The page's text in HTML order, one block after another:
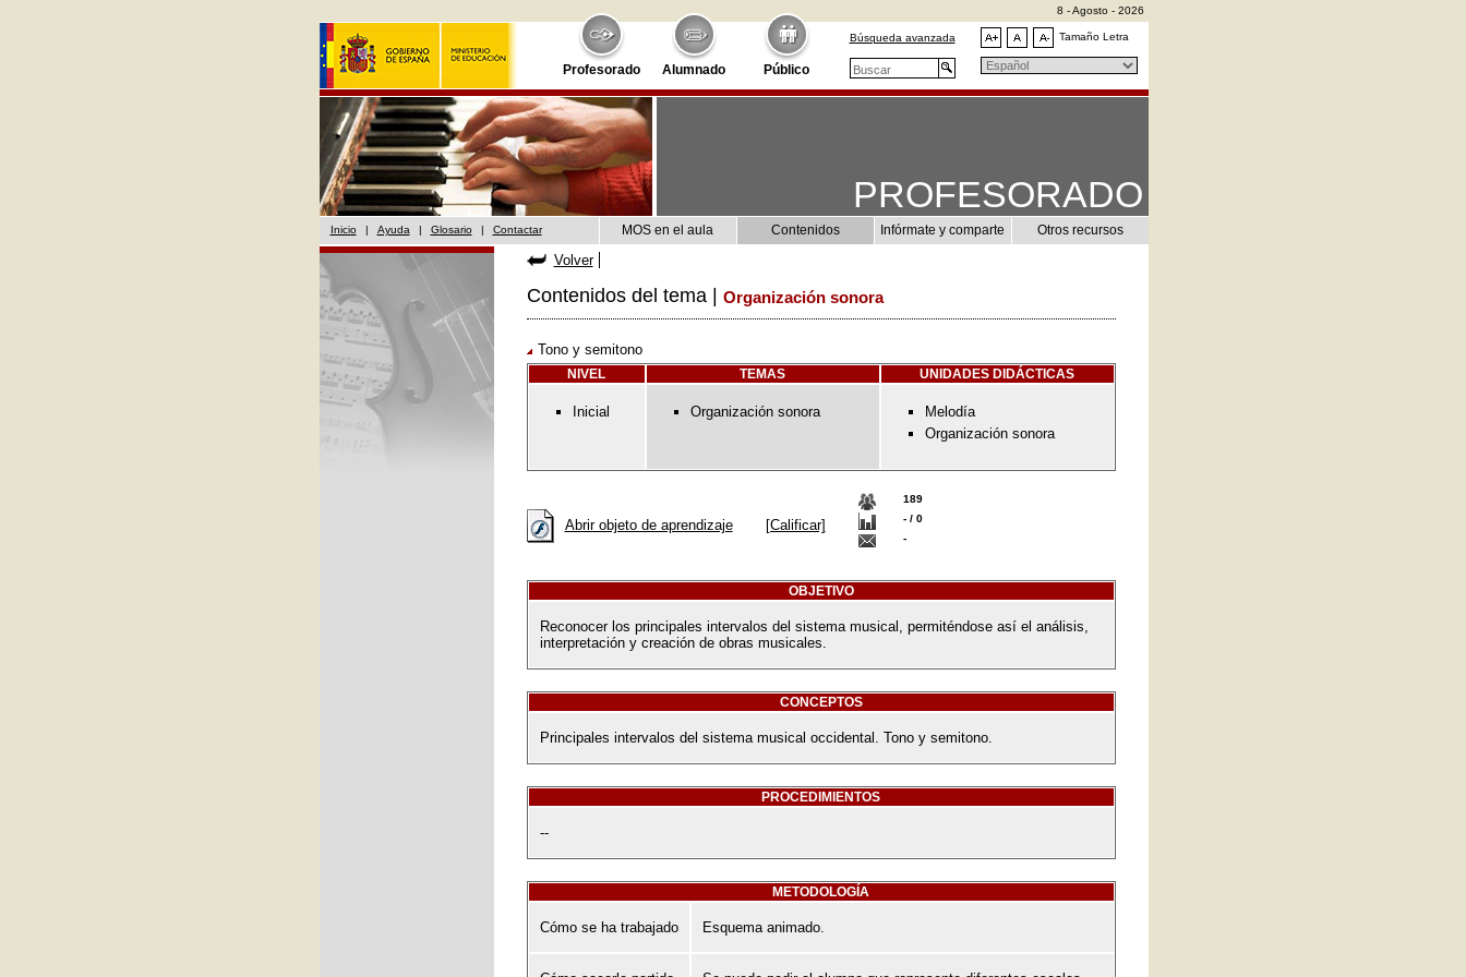
Profesorado Alumnado Público
8 - Agosto - 2026
Búsqueda avanzada Tamaño Letra
PROFESORADO
Inicio | Ayuda | Glosario | Contactar MOS en el aula Contenidos Infórmate y comparte Otros recursos
Volver
Contenidos del tema | Organización sonora
Tono y semitono
NIVEL TEMAS UNIDADES DIDÁCTICAS
Inicial Organización sonora
Melodía
Organización sonora
Abrir objeto de aprendizaje [Calificar]
189
- / 0
-
OBJETIVO
Reconocer los principales intervalos del sistema musical, permiténdose así el análisis,
interpretación y creación de obras musicales.
CONCEPTOS
Principales intervalos del sistema musical occidental. Tono y semitono.
PROCEDIMIENTOS
--
METODOLOGÍA
Cómo se ha trabajado Esquema animado.